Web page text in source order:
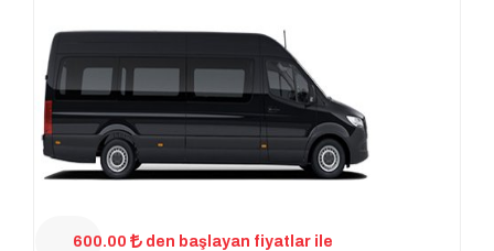
600.00 den başlayan fiyatlar ile